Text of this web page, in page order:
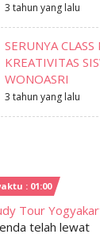
3 tahun yang lalu
SERUNYA
KREATIVITAS
WONOASRI
3 tahun yang lalu
: 01:00
Tour
telah lewat